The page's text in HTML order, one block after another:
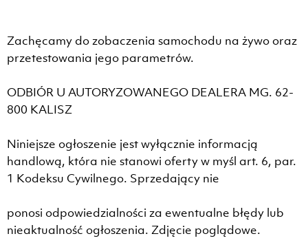
Zachęcamy do zobaczenia samochodu na żywo oraz
przetestowania jego parametrów.
ODBIÓR U AUTORYZOWANEGO DEALERA MG. 62-
800 KALISZ
Niniejsze ogłoszenie jest wyłącznie informacją
handlową, która nie stanowi oferty w myśl art. 6, par.
1 Kodeksu Cywilnego. Sprzedający nie
ponosi odpowiedzialności za ewentualne błędy lub
nieaktualność ogłoszenia. Zdjęcie poglądowe.